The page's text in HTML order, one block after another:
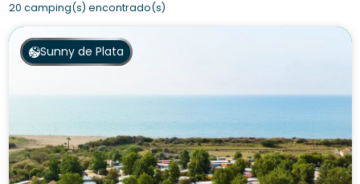
20 camping(s) encontrado(s)
Sunny de Plata